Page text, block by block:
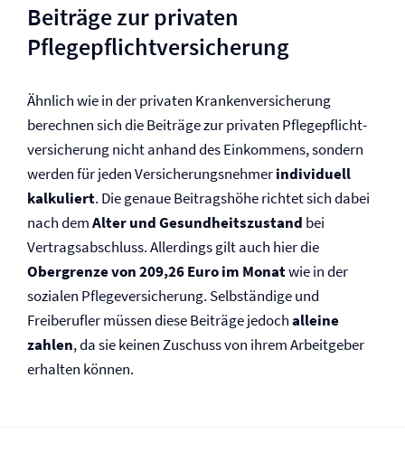
Beiträge zur privaten
Pflegepflicht­versicherung
Ähnlich wie in der privaten Kranken­versicherung
berechnen sich die Beiträge zur privaten Pflegepflicht­
versicherung nicht anhand des Einkommens, sondern
werden für jeden Versicherungsnehmerindividuell
kalkuliert. Die genaue Beitragshöhe richtet sich dabei
nach demAlter und Gesundheitszustand bei
Vertragsabschluss. Allerdings gilt auch hier die
Obergrenze von 209,26 Euro im Monatwie in der
sozialen Pflege­versicherung. Selbständige und
Freiberufler müssen diese Beiträge jedochalleine
zahlen, da sie keinen Zuschuss von ihrem Arbeitgeber
erhalten können.